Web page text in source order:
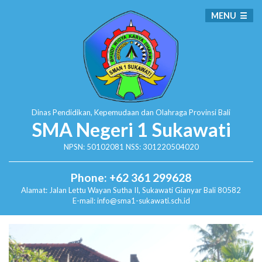
Dinas Pendidikan, Kepemudaan dan Olahraga Provinsi Bali
SMA Negeri 1 Sukawati
NPSN: 50102081 NSS: 301220504020
Phone: +62 361 299628
Alamat: Jalan Lettu Wayan Sutha II, SukawatiGianyar Bali 80582
E-mail: info@sma1-sukawati.sch.id
MENU